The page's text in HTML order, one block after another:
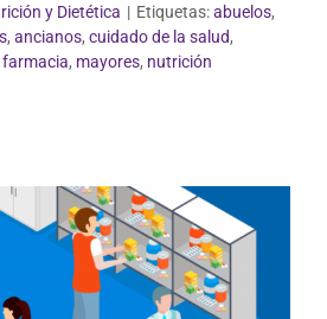
y Dietética | Etiquetas:abuelos,
, ancianos, cuidado de la salud,
farmacia, mayores, nutrición
Vida Saludable